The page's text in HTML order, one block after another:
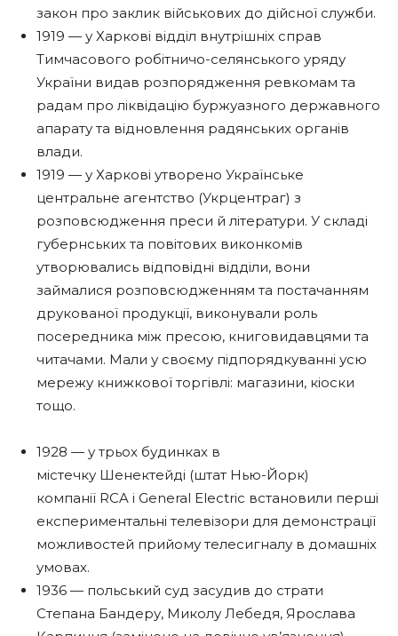
закон про заклик військових до дійсної служби.
1919 — у Харкові відділ внутрішніх справ
Тимчасового робітничо-селянського уряду
України видав розпорядження ревкомам та
радам про ліквідацію буржуазного державного
апарату та відновлення радянських органів
влади.
1919 — у Харкові утворено Українське
центральне агентство (Укрцентраг) з
розповсюдження преси й літератури. У складі
губернських та повітових виконкомів
утворювались відповідні відділи, вони
займалися розповсюдженням та постачанням
друкованої продукції, виконували роль
посередника між пресою, книговидавцями та
читачами. Мали у своєму підпорядкуванні усю
мережу книжкової торгівлі: магазини, кіоски
тощо.
1928 — у трьох будинках в
містечку Шенектейді (штат Нью-Йорк)
компанії RCA і General Electric встановили перші
експериментальні телевізори для демонстрації
можливостей прийому телесигналу в домашніх
умовах.
1936 — польський суд засудив до страти
Степана Бандеру, Миколу Лебедя, Ярослава